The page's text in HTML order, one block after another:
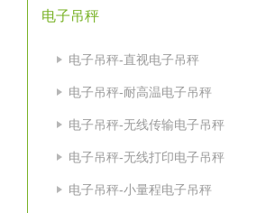
电子吊秤
电子吊秤-直视电子吊秤
电子吊秤-耐高温电子吊秤
电子吊秤-无线传输电子吊秤
电子吊秤-无线打印电子吊秤
电子吊秤-小量程电子吊秤